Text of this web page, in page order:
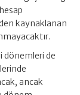
kaynaklanan
dönemleri de
ancak